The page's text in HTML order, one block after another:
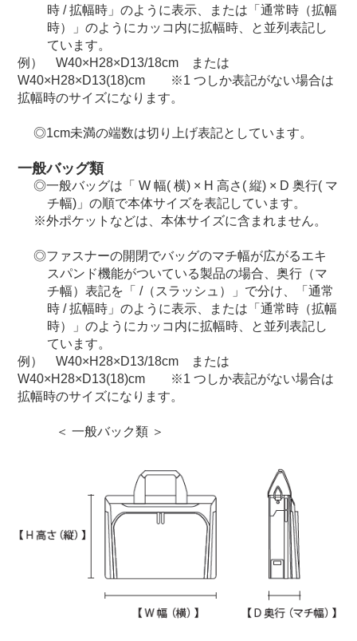
時 / 拡幅時」のように表示、または「通常時（拡幅
時）」のようにカッコ内に拡幅時、と並列表記し
ています。
例） W40×H28×D13/18cm または
W40×H28×D13(18)cm ※1 つしか表記がない場合は
拡幅時のサイズになります。
1cm未満の端数は切り上げ表記としています。
一般バッグ類
一般バッグは「 W 幅( 横) × H 高さ( 縦) × D 奥行( マ
チ幅)」の順で本体サイズを表記しています。
外ポケットなどは、本体サイズに含まれません。
ファスナーの開閉でバッグのマチ幅が広がるエキ
スパンド機能がついている製品の場合、奥行（マ
チ幅）表記を「 /（スラッシュ）」で分け、「通常
時 / 拡幅時」のように表示、または「通常時（拡幅
時）」のようにカッコ内に拡幅時、と並列表記し
ています。
例） W40×H28×D13/18cm または
W40×H28×D13(18)cm ※1 つしか表記がない場合は
拡幅時のサイズになります。
＜ 一般バック類 ＞